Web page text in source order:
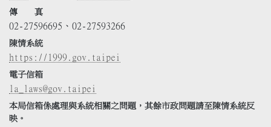
傳 真
02-27596695、02-27593266
陳情系統
https://1999.gov.taipei
電子信箱
la_laws@gov.taipei
本局信箱係處理與系統相關之問題，其餘市政問題請至陳情系統反
映。